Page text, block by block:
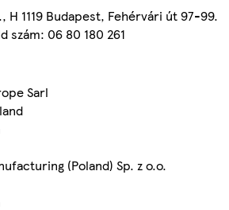
1119 Budapest, Fehérvári út 97-99.
szám: 06 80 180 261
Sarl
(Poland) Sp. z o.o.